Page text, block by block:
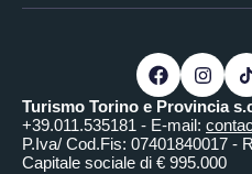
Turismo Torino e Provincia
+39.011.535181 - E-mail:
P.Iva/ Cod.Fis: 07401840017 -
Capitale sociale di € 995.000